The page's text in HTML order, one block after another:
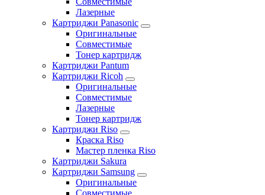
Лазерные
Картриджи Panasonic
Оригинальные
Совместимые
Тонер картридж
Картриджи Pantum
Картриджи Ricoh
Оригинальные
Совместимые
Лазерные
Тонер картридж
Картриджи Riso
Краска Riso
Мастер пленка Riso
Картриджи Sakura
Картриджи Samsung
Оригинальные
Совместимые